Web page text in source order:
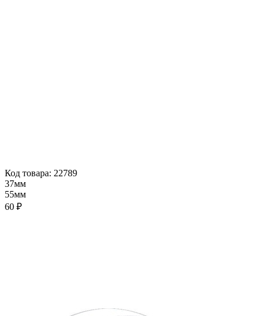
Код товара: 22789
37мм
55мм
60 ₽